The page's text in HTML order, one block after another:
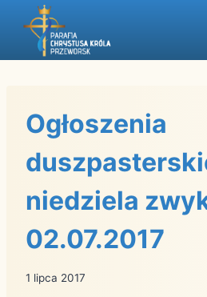
Przejdź
Ogłoszenia
niedziela
02.07.2017
1 lipca 2017